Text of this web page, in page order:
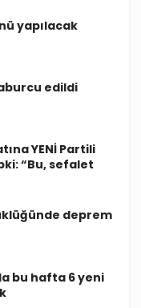
yapılacak
edildi
YENİ Partili
“Bu, sefalet
deprem
bu hafta 6 yeni